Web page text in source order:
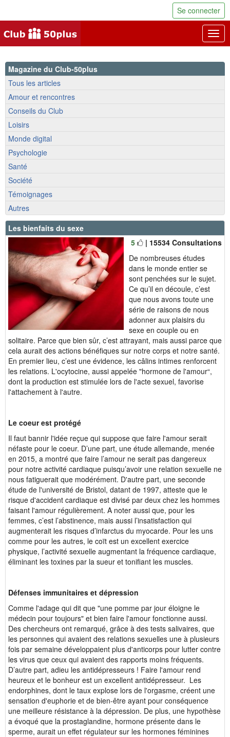
Se connecter
Magazine du Club-50plus
Tous les articles
Amour et rencontres
Conseils du Club
Loisirs
Monde digital
Psychologie
Santé
Société
Témoignages
Autres
Les bienfaits du sexe
5
| 15534 Consultations
De nombreuses études
dans le monde entier se
sont penchées sur le sujet.
Ce qu’il en découle, c’est
que nous avons toute une
série de raisons de nous
adonner aux plaisirs du
sexe en couple ou en
solitaire. Parce que bien sûr, c’est attrayant, mais aussi parce que
cela aurait des actions bénéfiques sur notre corps et notre santé.
En premier lieu, c’est une évidence, les câlins intimes renforcent
les relations. L'ocytocine, aussi appelée "hormone de l'amour“,
dont la production est stimulée lors de l'acte sexuel, favorise
l'attachement à l'autre.
Le coeur est protégé
Il faut bannir l'idée reçue qui suppose que faire l'amour serait
néfaste pour le coeur. D’une part, une étude allemande, menée
en 2015, a montré que faire l’amour ne serait pas dangereux
pour notre activité cardiaque puisqu’avoir une relation sexuelle ne
nous fatiguerait que modérément. D'autre part, une seconde
étude de l'université de Bristol, datant de 1997, atteste que le
risque d'accident cardiaque est divisé par deux chez les hommes
faisant l'amour régulièrement. A noter aussi que, pour les
femmes, c’est l’abstinence, mais aussi l’insatisfaction qui
augmenterait les risques d’infarctus du myocarde. Pour les uns
comme pour les autres, le coït est un excellent exercice
physique, l’activité sexuelle augmentant la fréquence cardiaque,
éliminant les toxines par la sueur et tonifiant les muscles.
Défenses immunitaires et dépression
Comme l'adage qui dit que "une pomme par jour éloigne le
médecin pour toujours" et bien faire l'amour fonctionne aussi.
Des chercheurs ont remarqué, grâce à des tests salivaires, que
les personnes qui avaient des relations sexuelles une à plusieurs
fois par semaine développaient plus d'anticorps pour lutter contre
les virus que ceux qui avaient des rapports moins fréquents.
D’autre part, adieu les antidépresseurs ! Faire l'amour rend
heureux et le bonheur est un excellent antidépresseur. Les
endorphines, dont le taux explose lors de l'orgasme, créent une
sensation d'euphorie et de bien-être ayant pour conséquence
une meilleure résistance à la dépression. De plus, une hypothèse
a évoqué que la prostaglandine, hormone présente dans le
sperme, aurait un effet régulateur sur les hormones féminines